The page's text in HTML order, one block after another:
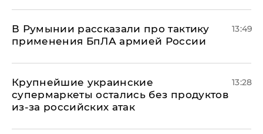
В Румынии рассказали про тактику
применения БпЛА армией России
13:49
Крупнейшие украинские
супермаркеты остались без продуктов
из-за российских атак
13:28